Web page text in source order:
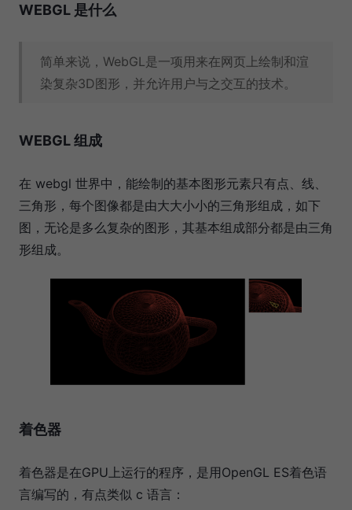
WEBGL 是什么
简单来说，WebGL是一项用来在网页上绘制和渲
染复杂3D图形，并允许用户与之交互的技术。
WEBGL 组成
在 webgl 世界中，能绘制的基本图形元素只有点、线、
三角形，每个图像都是由大大小小的三角形组成，如下
图，无论是多么复杂的图形，其基本组成部分都是由三角
形组成。
着色器
着色器是在GPU上运行的程序，是用OpenGL ES着色语
言编写的，有点类似 c 语言：